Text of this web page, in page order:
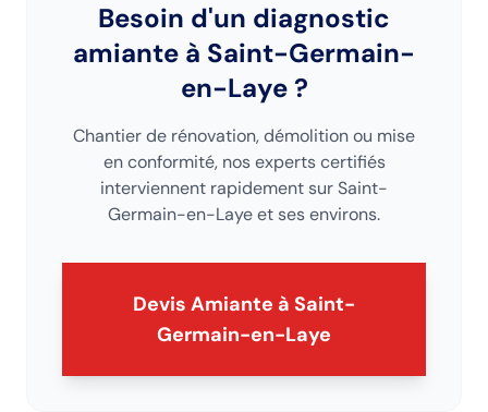
Besoin d'un diagnostic
amiante à Saint-Germain-
en-Laye?
Chantier de rénovation, démolition ou mise
en conformité, nos experts certifiés
interviennent rapidement surSaint-
Germain-en-Layeet ses environs.
Devis Amiante à Saint-
Germain-en-Laye